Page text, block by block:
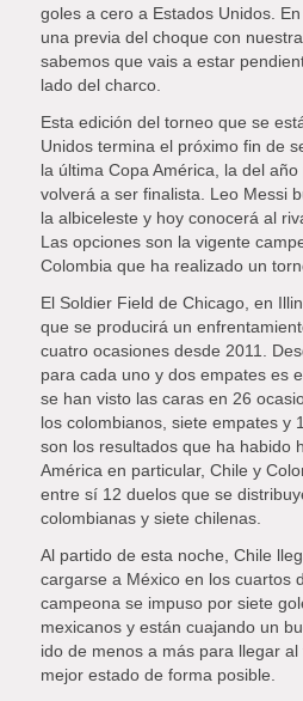
goles a cero a Estados Unidos.
una previa del choque con
sabemos que vais a estar
lado del charco.
Esta edición del torneo que se
Unidos termina el próximo fin de
la última Copa América, la del
volverá a ser finalista. Leo Messi
la albiceleste y hoy conocerá al
Las opciones son la vigente
Colombia que ha realizado un
El Soldier Field de Chicago, en
que se producirá un
cuatro ocasiones desde 2011.
para cada uno y dos empates es
se han visto las caras en 26
los colombianos, siete empates y
son los resultados que ha habido
América en particular, Chile y
entre sí 12 duelos que se
colombianas y siete chilenas.
Al partido de esta noche, Chile
cargarse a México en los cuartos
campeona se impuso por siete
mexicanos y están cuajando un
ido de menos a más para llegar
mejor estado de forma posible.